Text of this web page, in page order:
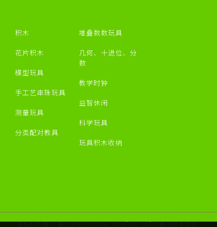
积木
花片积木
模型玩具
手工艺串珠玩具
测量玩具
分类配对教具
堆叠数数玩具
几何、十进位、分
数
教学时钟
益智休闲
科学玩具
玩具积木收纳
隐私权政策 建议使用Chrome、Firefox、Safari最新版本浏览